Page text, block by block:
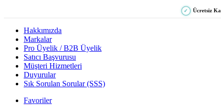
✓ Ücretsiz
Hakkımızda
Markalar
Pro Üyelik / B2B Üyelik
Satıcı Başvurusu
Müşteri Hizmetleri
Duyurular
Sık Sorulan Sorular (SSS)
Favoriler